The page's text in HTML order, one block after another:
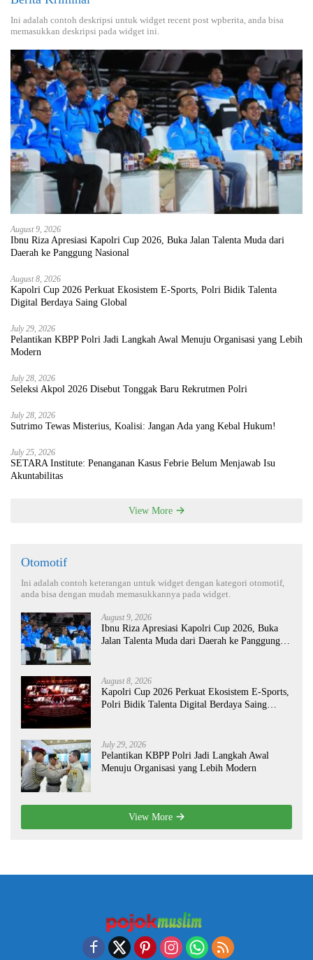
Ini adalah contoh deskripsi untuk widget recent post wpberita, anda bisa
memasukkan deskripsi pada widget ini.
August 9, 2026
Ibnu Riza Apresiasi Kapolri Cup 2026, Buka Jalan Talenta Muda dari
Daerah ke Panggung Nasional
August 8, 2026
Kapolri Cup 2026 Perkuat Ekosistem E-Sports, Polri Bidik Talenta
Digital Berdaya Saing Global
July 29, 2026
Pelantikan KBPP Polri Jadi Langkah Awal Menuju Organisasi yang Lebih
Modern
July 28, 2026
Seleksi Akpol 2026 Disebut Tonggak Baru Rekrutmen Polri
July 28, 2026
Sutrimo Tewas Misterius, Koalisi: Jangan Ada yang Kebal Hukum!
July 25, 2026
SETARA Institute: Penanganan Kasus Febrie Belum Menjawab Isu
Akuntabilitas
View More
Otomotif
Ini adalah contoh keterangan untuk widget dengan kategori otomotif,
anda bisa dengan mudah memasukkannya pada widget.
August 9, 2026
Ibnu Riza Apresiasi Kapolri Cup 2026, Buka
Jalan Talenta Muda dari Daerah ke Panggung
August 8, 2026
Kapolri Cup 2026 Perkuat Ekosistem E-Sports,
Polri Bidik Talenta Digital Berdaya Saing
July 29, 2026
Pelantikan KBPP Polri Jadi Langkah Awal
Menuju Organisasi yang Lebih Modern
View More